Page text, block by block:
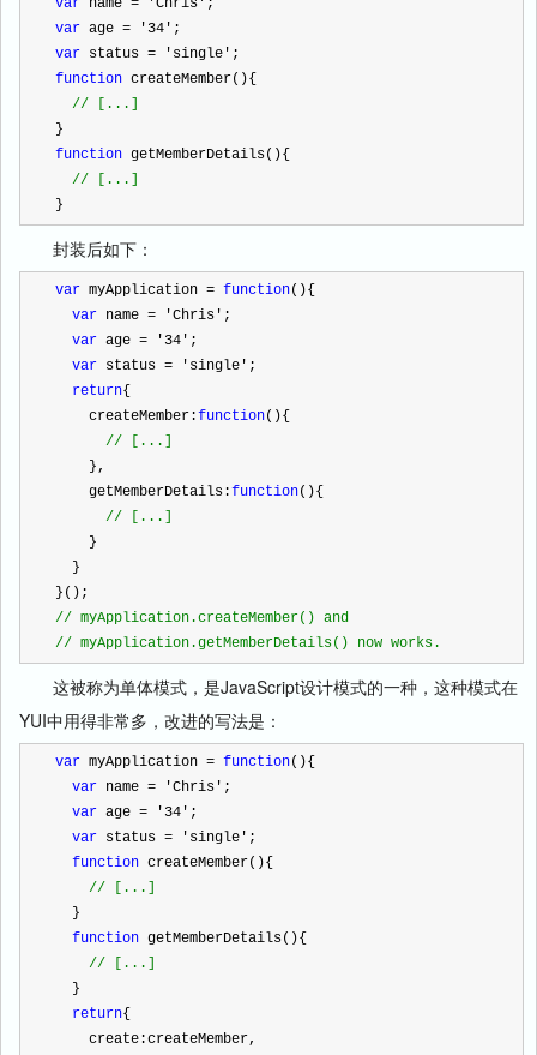
var name = ' Chris ' ;
var age = ' 34 ' ;
var status = ' single ' ;
function createMember(){
// [...]
}
function getMemberDetails(){
// [...]
}
封装后如下：
var myApplication = function(){
var name = 'Chris ' ;
var age = ' 34 ' ;
var status = ' single ' ;
return{
    createMember:
function(){
// [...]
    },
    getMemberDetails:
function(){
// [...]
    }
  }
}();
// myApplication.createMember() and
// myApplication.getMemberDetails() now works.
这被称为单体模式，是JavaScript设计模式的一种，这种模式在
YUI中用得非常多，改进的写法是：
var myApplication = function(){
var name = 'Chris ' ;
var age = ' 34 ' ;
var status = ' single ' ;
function createMember(){
// [...]
  }
function getMemberDetails(){
// [...]
  }
return{
    create:createMember,